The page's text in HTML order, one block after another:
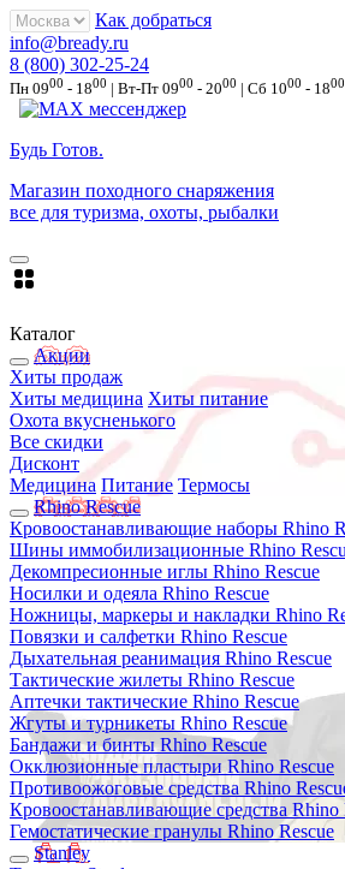
Как добраться
info@bready.ru
8 (800) 302-25-24
Пн 0900 - 1800 | Вт-Пт 0900 - 2000 | Сб 1000 - 1800
Будь Готов.
Магазин походного снаряжения
все для туризма, охоты, рыбалки
Каталог
Акции
Хиты продаж
Хиты медицина Хиты питание
Охота вкусненького
Все скидки
Дисконт
Медицина Питание Термосы
Rhino Rescue
Кровоостанавливающие наборы Rhino
Шины иммобилизационные Rhino
Декомпресионные иглы Rhino Rescue
Носилки и одеяла Rhino Rescue
Ножницы, маркеры и накладки Rhino
Повязки и салфетки Rhino Rescue
Дыхательная реанимация Rhino Rescue
Тактические жилеты Rhino Rescue
Аптечки тактические Rhino Rescue
Жгуты и турникеты Rhino Rescue
Бандажи и бинты Rhino Rescue
Окклюзионные пластыри Rhino Rescue
Противоожоговые средства Rhino
Кровоостанавливающие средства Rhino
Гемостатические гранулы Rhino Rescue
Stanley